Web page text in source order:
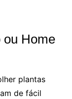
ou Home
plantas
de fácil